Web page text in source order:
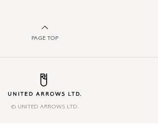
PAGE TOP
© UNITED ARROWS LTD.